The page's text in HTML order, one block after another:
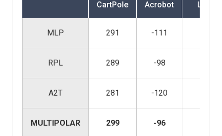
CartPole Acrobot
MLP 291 -111
RPL 289 -98
A2T 281 -120
MULTIPOLAR 299 -96